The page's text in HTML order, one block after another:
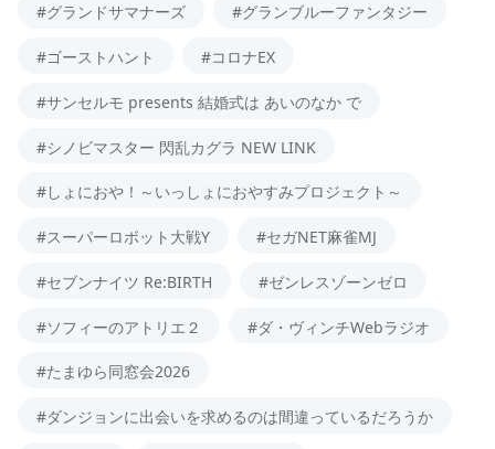
#グランドサマナーズ #グランブルーファンタジー
#ゴーストハント #コロナEX
#サンセルモ presents 結婚式は あいのなか で
#シノビマスター 閃乱カグラ NEW LINK
#しょにおや！～いっしょにおやすみプロジェクト～
#スーパーロボット大戦Y #セガNET麻雀MJ
#セブンナイツ Re:BIRTH #ゼンレスゾーンゼロ
#ソフィーのアトリエ２ #ダ・ヴィンチWebラジオ
#たまゆら同窓会2026
#ダンジョンに出会いを求めるのは間違っているだろうか